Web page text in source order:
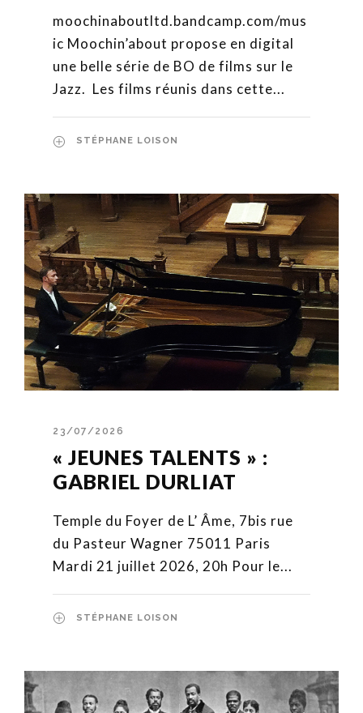
moochinaboutltd.bandcamp.com/mus
ic Moochin’about propose en digital
une belle série de BO de films sur le
Jazz. Les films réunis dans cette...
STÉPHANE LOISON
23/07/2026
« JEUNES TALENTS » :
GABRIEL DURLIAT
Temple du Foyer de L’ Âme, 7bis rue
du Pasteur Wagner 75011 Paris
Mardi 21 juillet 2026, 20h Pour le...
STÉPHANE LOISON